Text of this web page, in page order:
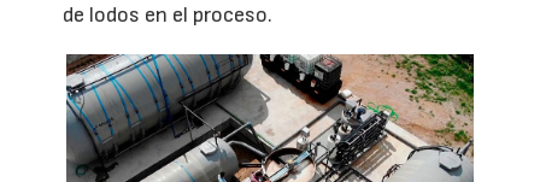
de lodos en el proceso.